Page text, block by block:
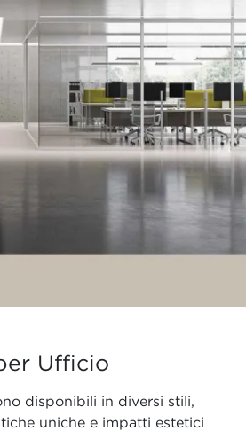
Ufficio
disponibili in diversi stili,
uniche e impatti estetici